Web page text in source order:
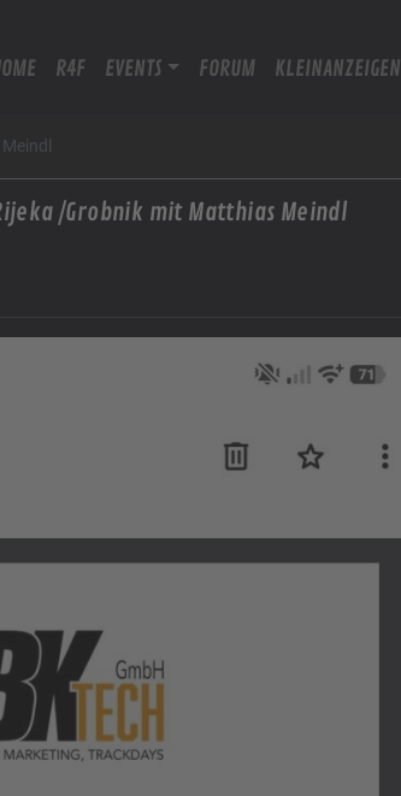
R4F EVENTS FORUM KLEINANZEIGEN
/Grobnik mit Matthias Meindl